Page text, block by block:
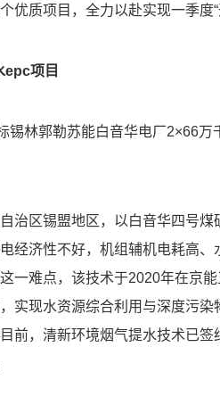
质项目，全力以赴实现一季度“
项目
林郭勒苏能白音华电厂2×66万
区锡盟地区，以白音华四号煤
经济性不好，机组辅机电耗高、
一难点，该技术于2020年在京
实现水资源综合利用与深度污
前，清新环境烟气提水技术已